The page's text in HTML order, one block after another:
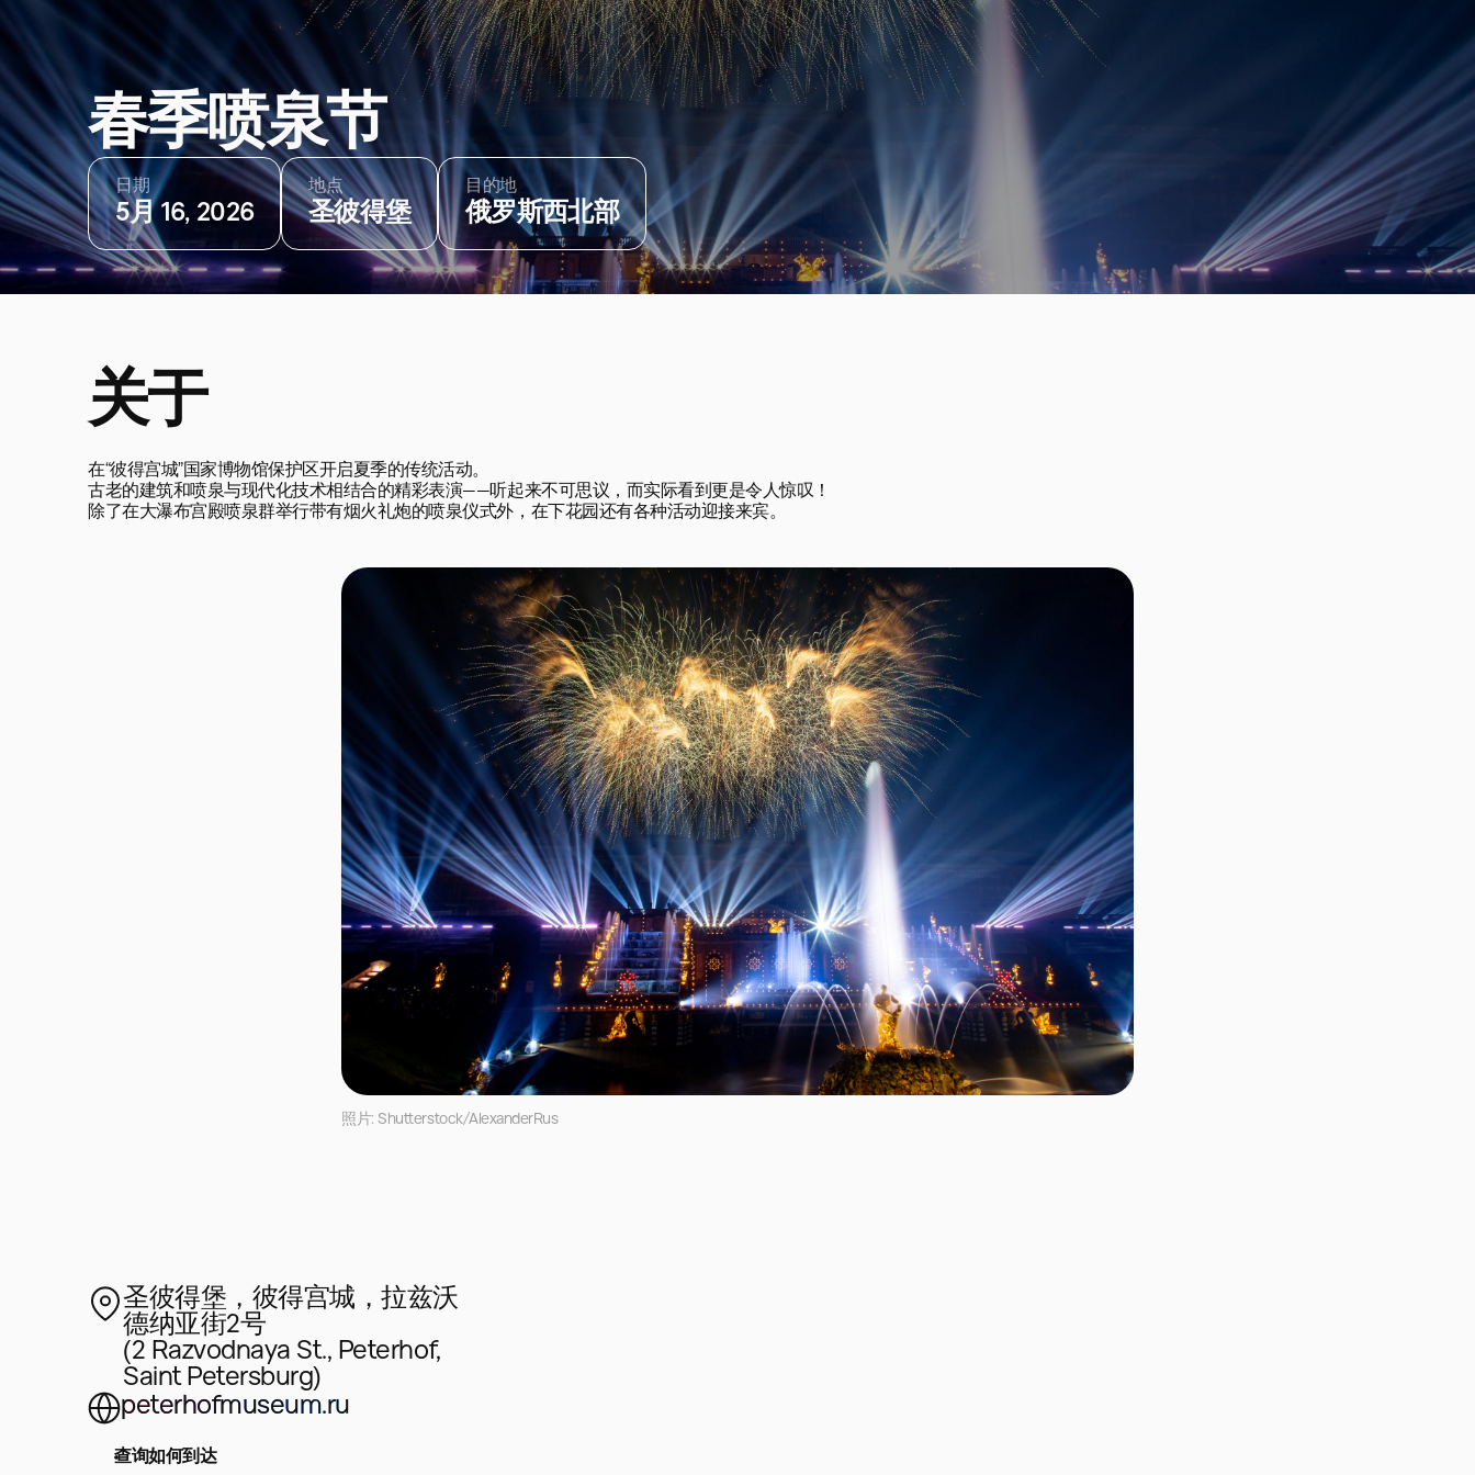
春季喷泉节
日期
5月 16, 2026
地点
圣彼得堡
目的地
俄罗斯西北部
关于
在“彼得宫城”国家博物馆保护区开启夏季的传统活动。
古老的建筑和喷泉与现代化技术相结合的精彩表演——听起来不可思议，而实际看到更是令人惊叹！
除了在大瀑布宫殿喷泉群举行带有烟火礼炮的喷泉仪式外，在下花园还有各种活动迎接来宾。
照片: Shutterstock/AlexanderRus
圣彼得堡，彼得宫城，拉兹沃
德纳亚街2号
(2 Razvodnaya St., Peterhof,
Saint Petersburg)
peterhofmuseum.ru
查询如何到达